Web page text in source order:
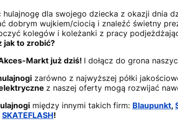
hulajnogę dla swojego dziecka z okazji dnia
dobrym wujkiem/ciocią i znaleźć świetny
kolegów i koleżanki z pracy
jak to zrobić?
Markt już dziś! I dołącz do grona
zarówno z najwyższej półki
z naszej oferty mogą rozwijać
między innymi takich firm: Blaupunkt,
SKATEFLASH!